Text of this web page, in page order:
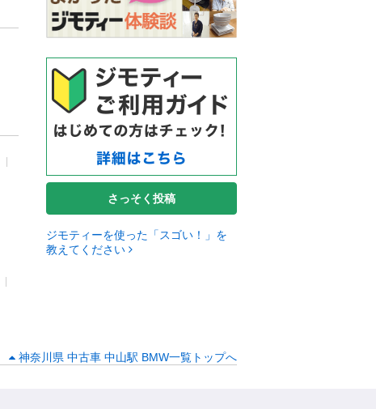
さっそく投稿
ジモティーを使った「スゴい！」を
教えてください
神奈川県 中古車 中山駅 BMW一覧トップへ